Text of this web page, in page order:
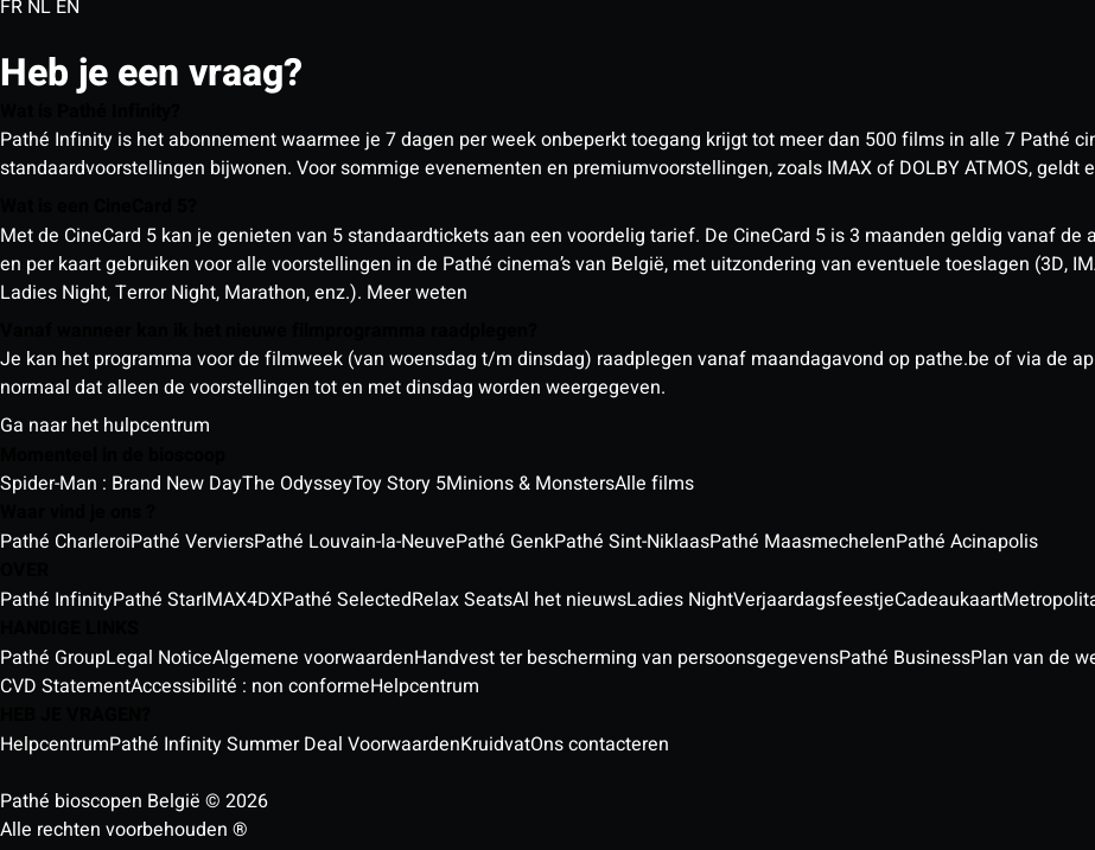
FR NL EN
Heb je een vraag?
Pathé Infinity is het abonnement waarmee je 7 dagen per week onbeperkt toegang krijgt tot meer dan 500 films in alle 7 Pathé
standaardvoorstellingen bijwonen. Voor sommige evenementen en premiumvoorstellingen, zoals IMAX of DOLBY ATMOS, geldt
Met de CineCard 5 kan je genieten van 5 standaardtickets aan een voordelig tarief. De CineCard 5 is 3 maanden geldig vanaf
en per kaart gebruiken voor alle voorstellingen in de Pathé cinema’s van België, met uitzondering van eventuele toeslagen (3D,
Ladies Night, Terror Night, Marathon, enz.). Meer weten
Je kan het programma voor de filmweek (van woensdag t/m dinsdag) raadplegen vanaf maandagavond op pathe.be of via de
normaal dat alleen de voorstellingen tot en met dinsdag worden weergegeven.
Ga naar het hulpcentrum
Spider-Man : Brand New DayThe OdysseyToy Story 5Minions & MonstersAlle films
Pathé CharleroiPathé VerviersPathé Louvain-la-NeuvePathé GenkPathé Sint-NiklaasPathé MaasmechelenPathé Acinapolis
Pathé InfinityPathé StarIMAX4DXPathé SelectedRelax SeatsAl het nieuwsLadies NightVerjaardagsfeestjeCadeaukaart
Pathé GroupLegal NoticeAlgemene voorwaardenHandvest ter bescherming van persoonsgegevensPathé BusinessPlan van de
CVD StatementAccessibilité : non conformeHelpcentrum
HelpcentrumPathé Infinity Summer Deal VoorwaardenKruidvatOns contacteren
Pathé bioscopen België © 2026
Alle rechten voorbehouden ®